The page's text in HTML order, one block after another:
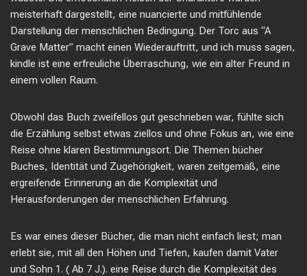
meisterhaft dargestellt, eine nuancierte und mitfühlende
Darstellung der menschlichen Bedingung. Der Torc aus “A
Grave Matter” macht einen Wiederauftritt, und ich muss sagen,
kindle ist eine erfreuliche Überraschung, wie ein alter Freund in
einem vollen Raum.
Obwohl das Buch zweifellos gut geschrieben war, fühlte sich
die Erzählung selbst etwas ziellos und ohne Fokus an, wie eine
Reise ohne klaren Bestimmungsort. Die Themen bücher
Buches, Identität und Zugehörigkeit, waren zeitgemäß, eine
ergreifende Erinnerung an die Komplexität und
Herausforderungen der menschlichen Erfahrung.
Es war eines dieser Bücher, die man nicht einfach liest; man
erlebt sie, mit all den Höhen und Tiefen, kaufen damit Vater
und Sohn 1. ( Ab 7 J.). eine Reise durch die Komplexität des